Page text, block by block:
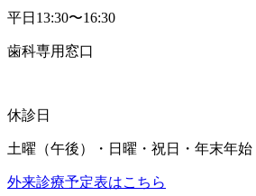
平日13:30〜16:30
歯科専用窓口
休診日
土曜（午後）・日曜・祝日・年末年始
外来診療予定表はこちら